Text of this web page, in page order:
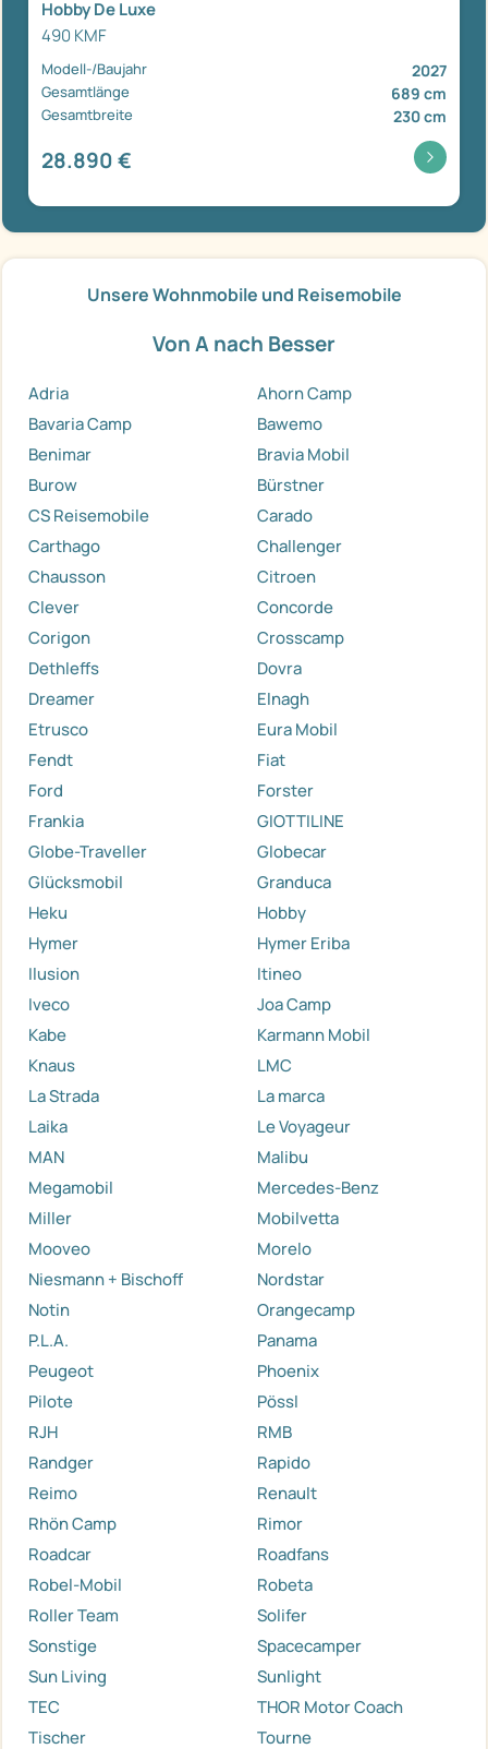
Hobby De Luxe
490 KMF
Modell-/Baujahr 2027
Gesamtlänge 689 cm
Gesamtbreite 230 cm
28.890 €
Unsere Wohnmobile und Reisemobile
Von A nach Besser
Adria
Ahorn Camp
Bavaria Camp
Bawemo
Benimar
Bravia Mobil
Burow
Bürstner
CS Reisemobile
Carado
Carthago
Challenger
Chausson
Citroen
Clever
Concorde
Corigon
Crosscamp
Dethleffs
Dovra
Dreamer
Elnagh
Etrusco
Eura Mobil
Fendt
Fiat
Ford
Forster
Frankia
GIOTTILINE
Globe-Traveller
Globecar
Glücksmobil
Granduca
Heku
Hobby
Hymer
Hymer Eriba
Ilusion
Itineo
Iveco
Joa Camp
Kabe
Karmann Mobil
Knaus
LMC
La Strada
La marca
Laika
Le Voyageur
MAN
Malibu
Megamobil
Mercedes-Benz
Miller
Mobilvetta
Mooveo
Morelo
Niesmann + Bischoff
Nordstar
Notin
Orangecamp
P.L.A.
Panama
Peugeot
Phoenix
Pilote
Pössl
RJH
RMB
Randger
Rapido
Reimo
Renault
Rhön Camp
Rimor
Roadcar
Roadfans
Robel-Mobil
Robeta
Roller Team
Solifer
Sonstige
Spacecamper
Sun Living
Sunlight
TEC
THOR Motor Coach
Tischer
Tourne